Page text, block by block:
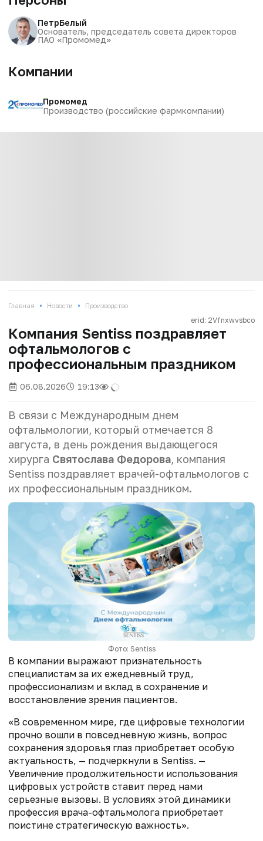
ПетрБелый
Основатель, председатель совета директоров
ПАО «Промомед»
Компании
Промомед
Производство (российские фармкомпании)
Главная • Новости • Производство
erid: 2Vfnxwvsbco
Компания Sentiss поздравляет
офтальмологов с
профессиональным праздником
06.08.2026 19:13
В связи с Международным днем
офтальмологии, который отмечается 8
августа, в день рождения выдающегося
хирурга Святослава Федорова, компания
Sentiss поздравляет врачей-офтальмологов с
их профессиональным праздником.
Фото: Sentiss
В компании выражают признательность
специалистам за их ежедневный труд,
профессионализм и вклад в сохранение и
восстановление зрения пациентов.
«В современном мире, где цифровые технологии
прочно вошли в повседневную жизнь, вопрос
сохранения здоровья глаз приобретает особую
актуальность, — подчеркнули в Sentiss. —
Увеличение продолжительности использования
цифровых устройств ставит перед нами
серьезные вызовы. В условиях этой динамики
профессия врача-офтальмолога приобретает
поистине стратегическую важность».